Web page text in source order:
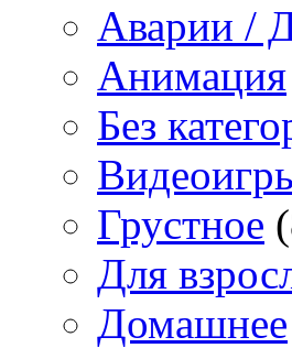
Аварии /
Анимация
Без
Грустное
Для
Домашнее